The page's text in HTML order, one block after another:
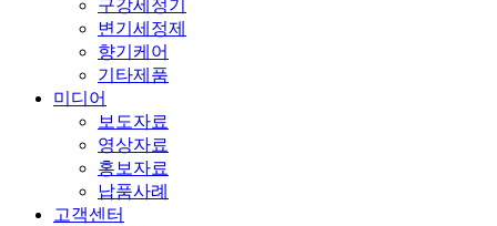
구강세정기
변기세정제
향기케어
기타제품
미디어
보도자료
영상자료
홍보자료
납품사례
고객센터